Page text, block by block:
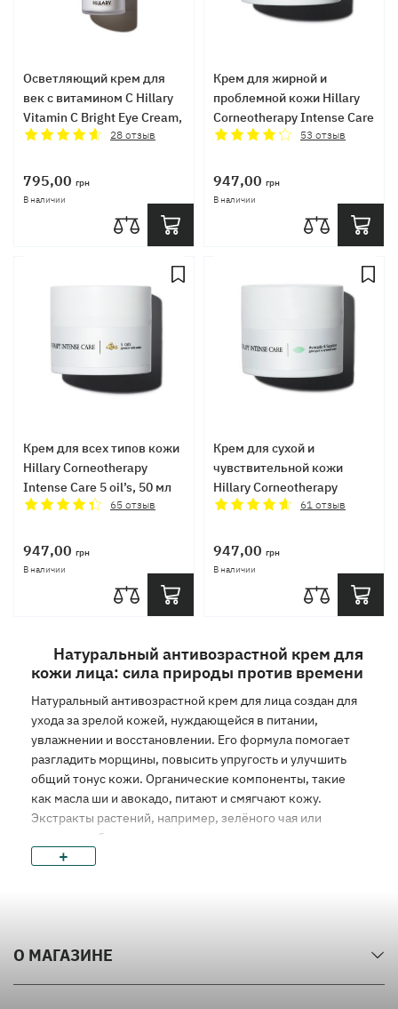
Осветляющий крем для
век с витамином C Hillary
Vitamin C Bright Eye Cream,
15 мл
28отзыв
795,00 грн
В наличии
Крем для жирной и
проблемной кожи Hillary
Corneotherapy Intense Сare
Tamanu & Jojoba, 50 мл
53 отзыв
947,00 грн
В наличии
Крем для всех типов кожи
Hillary Corneotherapy
Intense Сare 5 oil’s, 50 мл
65отзыв
947,00 грн
В наличии
Крем для сухой и
чувствительной кожи
Hillary Corneotherapy
Intense Сare Avocado &
61 отзыв
947,00 грн
В наличии
Натуральный антивозрастной крем для
кожи лица: сила природы против времени
Натуральный антивозрастной крем для лица создан для
ухода за зрелой кожей, нуждающейся в питании,
увлажнении и восстановлении. Его формула помогает
разгладить морщины, повысить упругость и улучшить
общий тонус кожи. Органические компоненты, такие
как масла ши и авокадо, питают и смягчают кожу.
Экстракты растений, например, зелёного чая или
ромашки, обеспечивают антиоксидантную защиту, а
гиалуроновая кислота глубоко увлажняет, устраняя
возрастной или чувствительной кожей, улучшая её
+
О МАГАЗИНЕ